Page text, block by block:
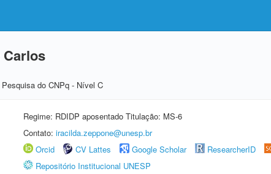
Carlos
do CNPq - Nível C
Regime: RDIDP aposentado Titulação: MS-6
Contato: iracilda.zeppone@unesp.br
Orcid
CV Lattes Google Scholar ResearcherID
Repositório Institucional UNESP